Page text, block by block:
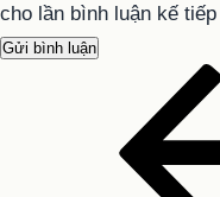
cho lần bình luận kế